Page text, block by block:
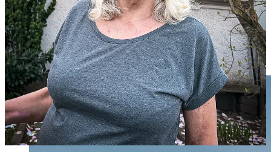
Lasse Diding växte upp i en ståndsmässig patriciervilla med separat
bostad för tjänstefolk och utsikt över både havet och Varbergs
stolthet – fästningen. Med ärvda rikedomar i ryggen har han byggt
ett personligt varumärke som kommunistisk provokatör, vilket han
på ett märkligt sätt lyckas kombinera med sin vardag som
hotelentreprenör och kapitalförvaltare.